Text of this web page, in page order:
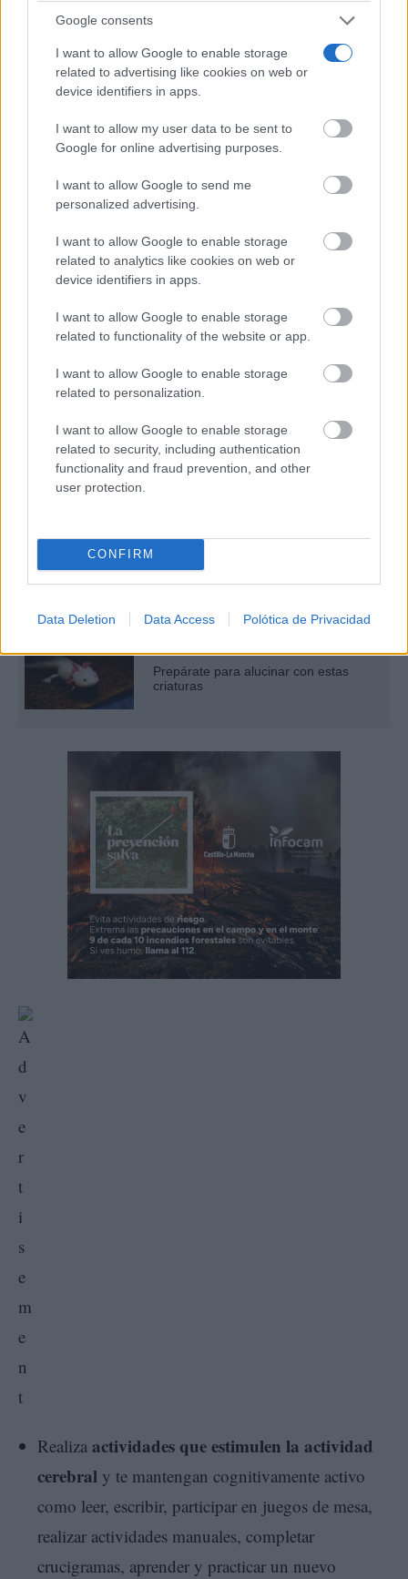
Google consents
I want to allow Google to enable storage
related to advertising like cookies on web or
device identifiers in apps.
I want to allow my user data to be sent to
Google for online advertising purposes.
I want to allow Google to send me
personalized advertising.
I want to allow Google to enable storage
related to analytics like cookies on web or
device identifiers in apps.
I want to allow Google to enable storage
related to functionality of the website or app.
I want to allow Google to enable storage
related to personalization.
I want to allow Google to enable storage
related to security, including authentication
functionality and fraud prevention, and other
user protection.
CONFIRM
Data Deletion Data Access Polótica de Privacidad
¿Sabes cómo mantener un
cerebro sano? Decálogo para
mantener un cerebro saludable
- - - Continúa leyendo después de la publicidad - - -
Corepunk MMORPG
Un verdadero MMORPG de la vieja
mejor!
Pasaportes que abren puertas
Di adiós a la cal del baño con estos
Prepárate para alucinar con estas
criaturas
Realiza actividades que estimulen la actividad
cerebral y te mantengan cognitivamente activo
como leer, escribir, participar en juegos de mesa,
realizar actividades manuales, completar
crucigramas, aprender y practicar un nuevo